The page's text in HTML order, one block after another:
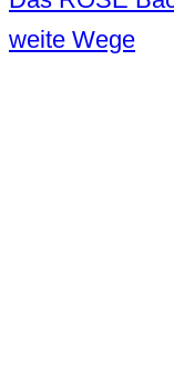
weite Wege